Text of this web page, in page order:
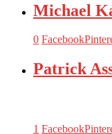
Michael
0 Facebook
Patrick
1 Facebook